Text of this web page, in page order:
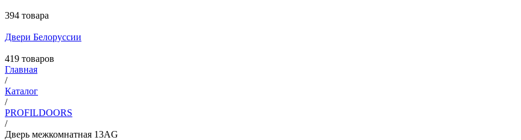
394 товара
Двери Белоруссии
419 товаров
Главная
/
Каталог
/
PROFILDOORS
/
Дверь межкомнатная 13AG